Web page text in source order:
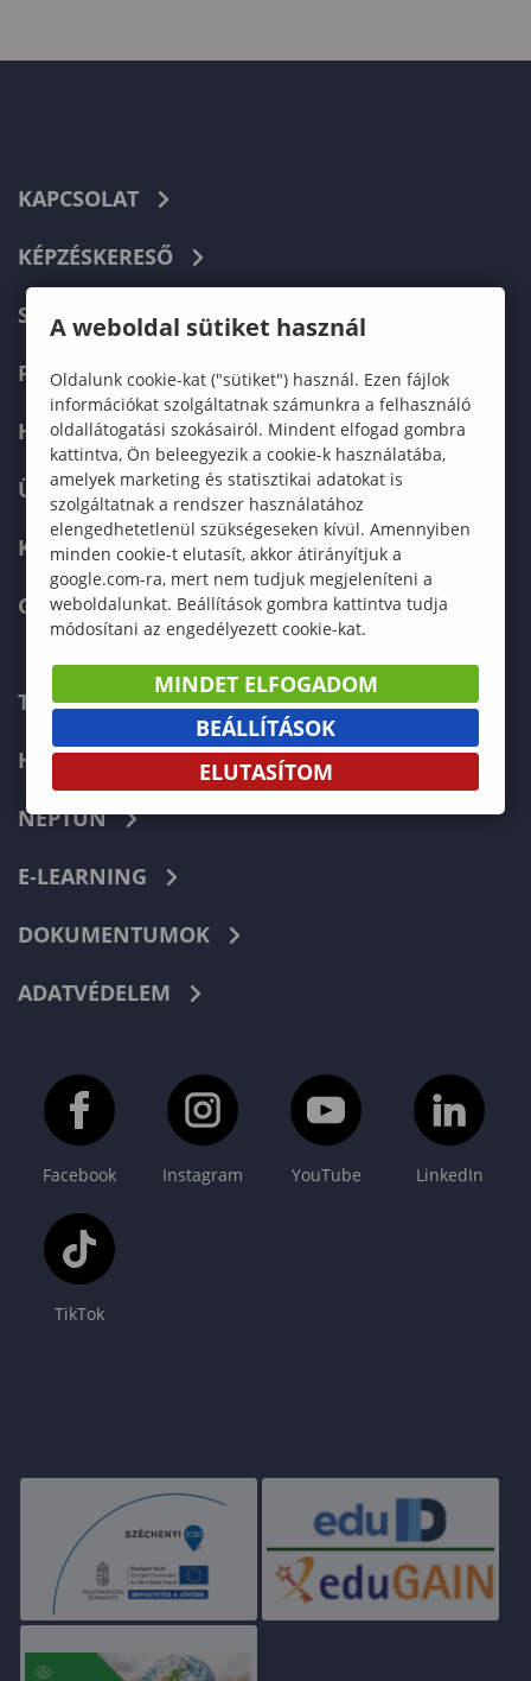
KAPCSOLAT
KÉPZÉSKERESŐ
SZERVEZETI FELÉPÍTÉS
FELVÉTELIZŐKNEK
HALLGATÓKNAK
ÜZLETI PARTNEREKNEK
KARRIER
GREEN UNIVERSITY
TELEFONKÖNYV
HIBABEJELENTÉS
NEPTUN
E-LEARNING
DOKUMENTUMOK
ADATVÉDELEM
Facebook Instagram YouTube LinkedIn
TikTok
A weboldal sütiket használ
Oldalunk cookie-kat ("sütiket") használ. Ezen fájlok
információkat szolgáltatnak számunkra a felhasználó
oldallátogatási szokásairól. Mindent elfogad gombra
kattintva, Ön beleegyezik a cookie-k használatába,
amelyek marketing és statisztikai adatokat is
szolgáltatnak a rendszer használatához
elengedhetetlenül szükségeseken kívül. Amennyiben
minden cookie-t elutasít, akkor átirányítjuk a
google.com-ra, mert nem tudjuk megjeleníteni a
weboldalunkat. Beállítások gombra kattintva tudja
módosítani az engedélyezett cookie-kat.
MINDET ELFOGADOM
BEÁLLÍTÁSOK
ELUTASÍTOM